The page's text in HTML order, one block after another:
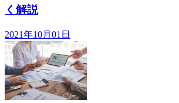
く解説
2021年10月01日